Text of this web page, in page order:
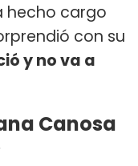
hecho cargo
con su
y no va a
Canosa